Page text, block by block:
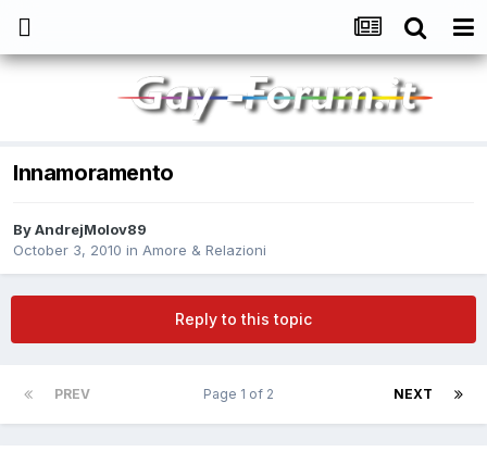
Innamoramento
ByAndrejMolov89
October 3, 2010 in Amore & Relazioni
Reply to this topic
PREV NEXT
Page 1 of 2